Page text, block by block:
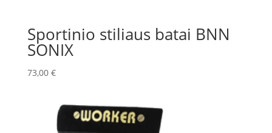
Sportinio stiliaus batai BNN
SONIX
73,00 €